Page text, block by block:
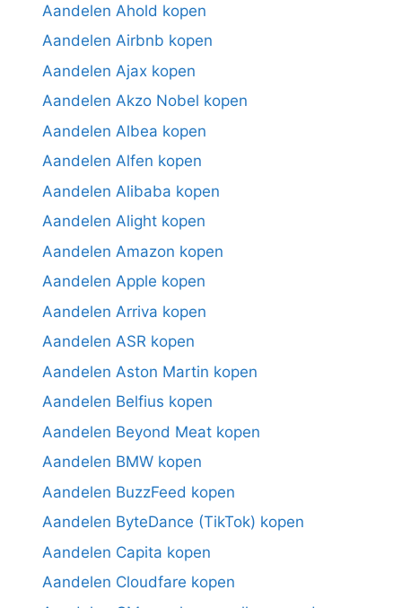
Aandelen Ahold kopen
Aandelen Airbnb kopen
Aandelen Ajax kopen
Aandelen Akzo Nobel kopen
Aandelen Albea kopen
Aandelen Alfen kopen
Aandelen Alibaba kopen
Aandelen Alight kopen
Aandelen Amazon kopen
Aandelen Apple kopen
Aandelen Arriva kopen
Aandelen ASR kopen
Aandelen Aston Martin kopen
Aandelen Belfius kopen
Aandelen Beyond Meat kopen
Aandelen BMW kopen
Aandelen BuzzFeed kopen
Aandelen ByteDance (TikTok) kopen
Aandelen Capita kopen
Aandelen Cloudfare kopen